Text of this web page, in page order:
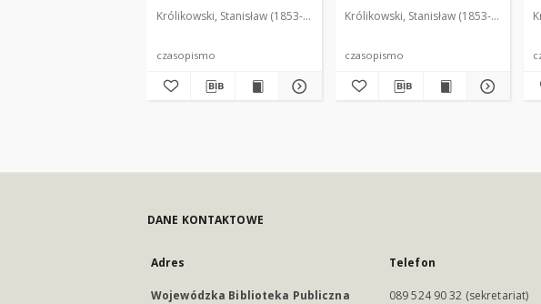
czasopismo poświęcone
Królikowski, Stanisław (1853-1924). Red.
czasopismo
czasopismo poświęcone
Królikowski, Stanisław (1853-1924).
czasopismo
DANE KONTAKTOWE
Adres
Wojewódzka Biblioteka Publiczna
Telefon
089 524 90 32 (sekretariat)